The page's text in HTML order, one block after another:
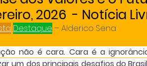
2026 - Notícia
Destaque – Alderico Sena
não é cara. Cara é a